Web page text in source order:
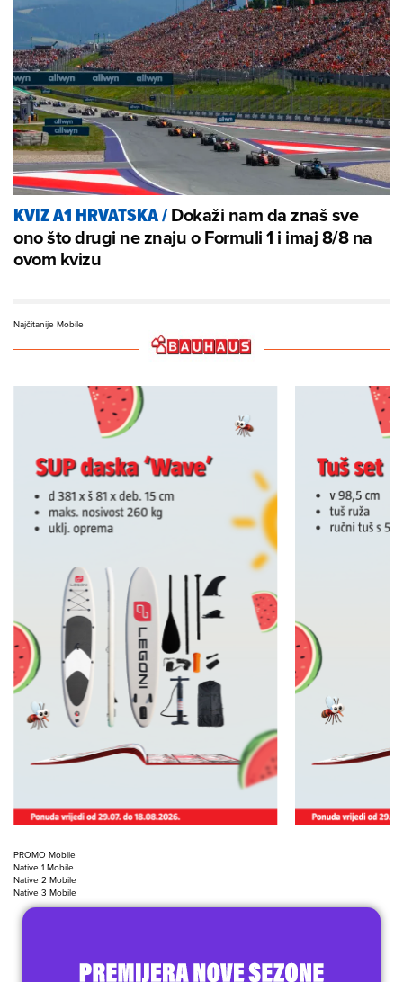
KVIZ A1 HRVATSKA/Dokaži nam da znaš sve
ono što drugi ne znaju o Formuli 1 i imaj 8/8 na
ovom kvizu
Najčitanije Mobile
PROMO Mobile
Native 1 Mobile
Native 2 Mobile
Native 3 Mobile